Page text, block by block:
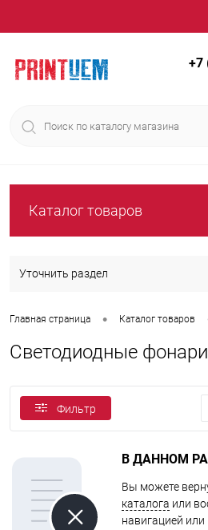
+7
Каталог товаров
Уточнить раздел
Главная страница • Каталог товаров
Светодиодные
Фильтр
В ДАННОМ
Вы можете
каталога или
навигацией или